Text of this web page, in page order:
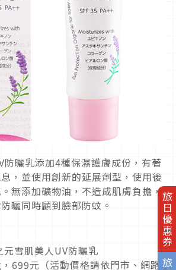
旅日優惠券
防曬乳添加4種保濕護膚成份，有著
，並使用創新的延展劑型，使用後
無添加礦物油，不造成肌膚負擔，
曬同時顧到臉部防蚊。
雪肌美人UV防曬乳
699元（活動價格請依門市、網路